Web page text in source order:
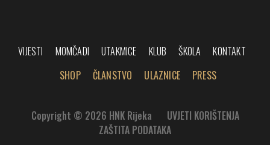
VIJESTI MOMČADI UTAKMICE KLUB ŠKOLA
KONTAKT
SHOP
ČLANSTVO ULAZNICE PRESS
Copyright © 2026 HNK Rijeka
UVJETI KORIŠTENJA
ZAŠTITA PODATAKA